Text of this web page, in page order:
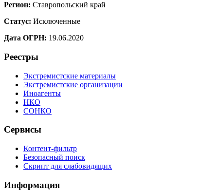
Регион: Ставропольский край
Статус: Исключенные
Дата ОГРН: 19.06.2020
Реестры
Экстремистские материалы
Экстремистские организации
Иноагенты
НКО
СОНКО
Сервисы
Контент-фильтр
Безопасный поиск
Скрипт для слабовидящих
Информация